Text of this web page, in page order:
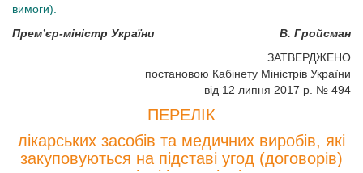
вимоги).
Прем’єр-міністр України
В. Гройсман
ЗАТВЕРДЖЕНО
постановою Кабінету Міністрів України
від 12 липня 2017 р. № 494
ПЕРЕЛІК
лікарських засобів та медичних виробів, які
закуповуються на підставі угод (договорів)